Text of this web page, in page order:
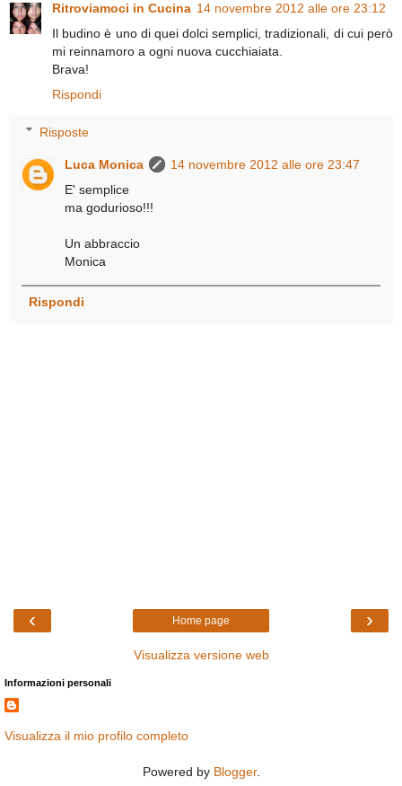
Ritroviamoci in Cucina 14 novembre 2012 alle ore 23:12
Il budino è uno di quei dolci semplici, tradizionali, di cui però
mi reinnamoro a ogni nuova cucchiaiata.
Brava!
Rispondi
Risposte
Luca Monica
14 novembre 2012 alle ore 23:47
E' semplice
ma godurioso!!!
Un abbraccio
Monica
Rispondi
‹ ›
Home page
Visualizza versione web
Informazioni personali
Visualizza il mio profilo completo
Powered by Blogger.